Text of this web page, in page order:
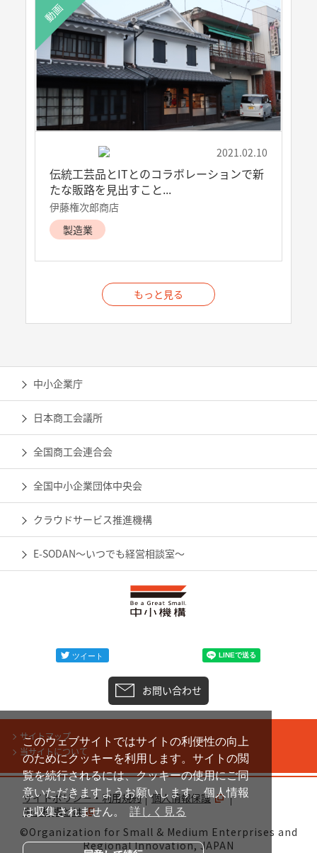
このウェブサイトではサイトの利便性の向上
のためにクッキーを利用します。サイトの閲
覧を続行されるには、クッキーの使用にご同
意いただきますようお願いします。個人情報
は収集されません。
詳しく見る
動画
2021.02.10
伝統工芸品とITとのコラボレーションで新
たな販路を見出すこと...
伊藤権次郎商店
製造業
もっと見る
中小企業庁
日本商工会議所
全国商工会連合会
全国中小企業団体中央会
クラウドサービス推進機構
E-SODAN～いつでも経営相談室～
お問い合わせ
サイトマップ
当サイトについて
サイトポリシー・利用規約
個人情報保護
中小機構とは
©Organization for Small & Medium Enterprises and
Regional Innovation, JAPAN